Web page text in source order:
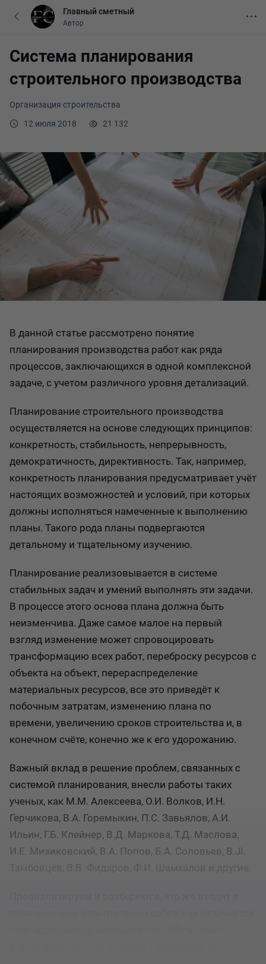
Организация строительства
12 июля 2018
21 132
Система планирования
строительного производства
В данной статье рассмотрено понятие
планирования производства работ как ряда
процессов, заключающихся в одной комплексной
задаче, с учетом различного уровня детализаций.
Планирование строительного производства
осуществляется на основе следующих принципов:
конкретность, стабильность, непрерывность,
демократичность, директивность. Так, например,
конкретность планирования предусматривает учёт
настоящих возможностей и условий, при которых
должны исполняться намеченные к выполнению
планы. Такого рода планы подвергаются
детальному и тщательному изучению.
Планирование реализовывается в системе
стабильных задач и умений выполнять эти задачи.
В процессе этого основа плана должна быть
неизменчива. Даже самое малое на первый
взгляд изменение может спровоцировать
трансформацию всех работ, переброску ресурсов с
объекта на объект, перераспределение
материальных ресурсов, все это приведёт к
побочным затратам, изменению плана по
времени, увеличению сроков строительства и, в
конечном счёте, конечно же к его удорожанию.
Важный вклад в решение проблем, связанных с
системой планирования, внесли работы таких
ученых, как М.М. Алексеева, О.И. Волков, И.Н.
Герчикова, В.А. Горемыкин, П.С. Завьялов, А.И.
Ильин, Г.Б. Клейнер, В.Д. Маркова, Т.Д. Маслова,
И.Е. Мизиковский, В.А. Попов, Б.А. Соловьев, B.JI.
Главный сметный
Автор